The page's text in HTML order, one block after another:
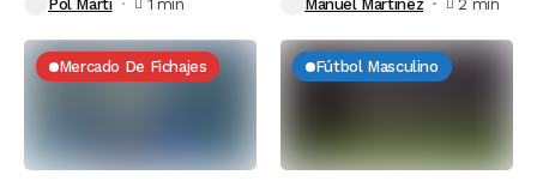
Pol Marti 1 min Manuel Martínez 2 min
Mercado De Fichajes Fútbol Masculino